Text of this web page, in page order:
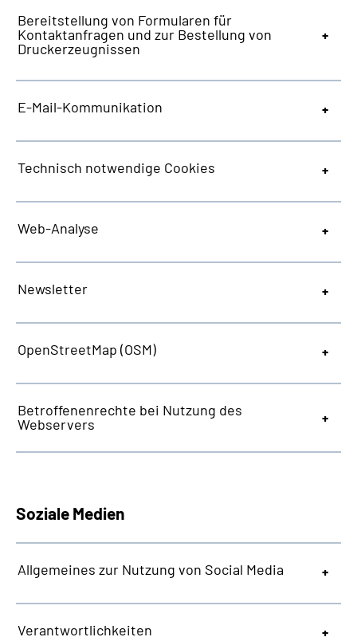
Bereitstellung von Formularen für
Kontaktanfragen und zur Bestellung von
Druckerzeugnissen
E-Mail-Kommunikation
Technisch notwendige Cookies
Web-Analyse
Newsletter
OpenStreetMap (OSM)
Betroffenenrechte bei Nutzung des
Webservers
Soziale Medien
Allgemeines zur Nutzung von Social Media
Verantwortlichkeiten